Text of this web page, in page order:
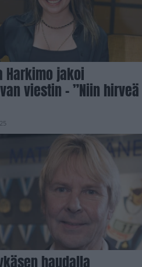
Harkimo jakoi
viestin – ”Niin hirveä
haudalla